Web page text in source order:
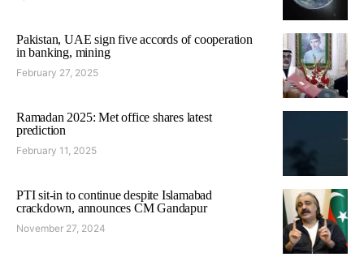
Pakistan, UAE sign five accords of cooperation
in banking, mining
February 27, 2025
Ramadan 2025: Met office shares latest
prediction
February 11, 2025
PTI sit-in to continue despite Islamabad
crackdown, announces CM Gandapur
November 27, 2024